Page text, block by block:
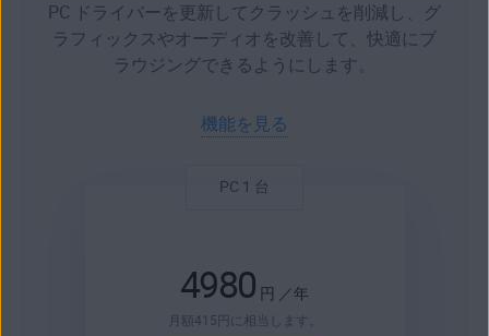
PC ドライバーを更新してクラッシュを削減し、グ
ラフィックスやオーディオを改善して、快適にブ
ラウジングできるようにします。
機能を見る
4980 円 ／年
月額415 円 に相当します。